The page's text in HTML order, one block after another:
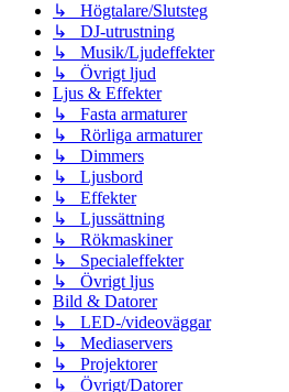
↳ Högtalare/Slutsteg
↳ DJ-utrustning
↳ Musik/Ljudeffekter
↳ Övrigt ljud
Ljus & Effekter
↳ Fasta armaturer
↳ Rörliga armaturer
↳ Dimmers
↳ Ljusbord
↳ Effekter
↳ Ljussättning
↳ Rökmaskiner
↳ Specialeffekter
↳ Övrigt ljus
Bild & Datorer
↳ LED-/videoväggar
↳ Mediaservers
↳ Projektorer
↳ Övrigt/Datorer